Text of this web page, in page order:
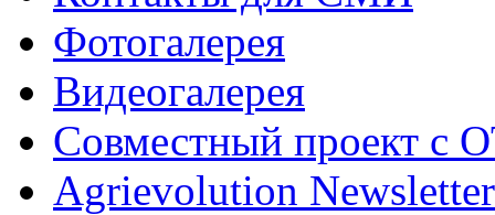
Фотогалерея
Видеогалерея
Совместный проект с
Agrievolution Newsletter